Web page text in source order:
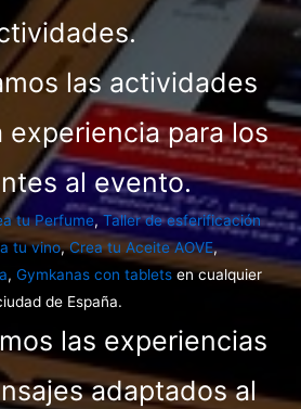
las actividades
experiencia para los
al evento.
tu Perfume,Taller de esferificación
tu vino,Crea tu Aceite AOVE,
, Gymkanas con tabletsen cualquier
de España.
las experiencias
adaptados al